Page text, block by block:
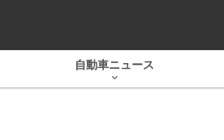
自動車ニュース